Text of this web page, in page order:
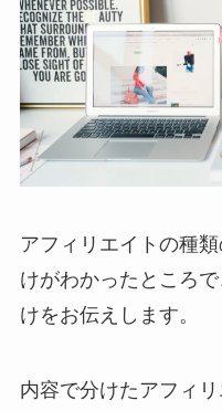
アフィリエイトの種
けがわかったところ
けをお伝えします。
内容で分けたアフィ